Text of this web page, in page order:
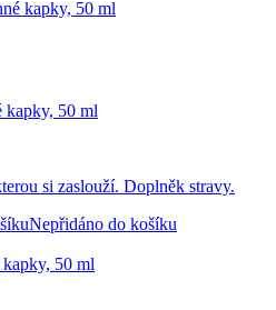
kapky, 50 ml
si zaslouží. Doplněk stravy.
Nepřidáno do košíku